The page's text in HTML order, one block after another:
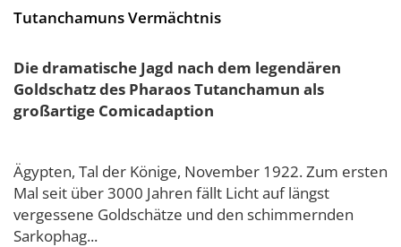
Tutanchamuns Vermächtnis
Die dramatische Jagd nach dem legendären
Goldschatz des Pharaos Tutanchamun als
großartige Comicadaption
Ägypten, Tal der Könige, November 1922. Zum ersten
Mal seit über 3000 Jahren fällt Licht auf längst
vergessene Goldschätze und den schimmernden
Sarkophag...